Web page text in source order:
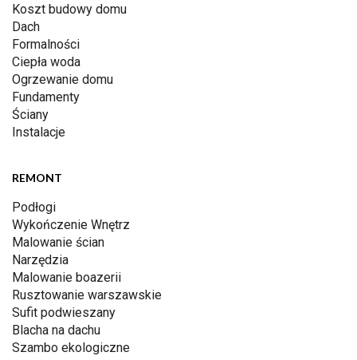
Koszt budowy domu
Dach
Formalności
Ciepła woda
Ogrzewanie domu
Fundamenty
Ściany
Instalacje
REMONT
Podłogi
Wykończenie Wnętrz
Malowanie ścian
Narzędzia
Malowanie boazerii
Rusztowanie warszawskie
Sufit podwieszany
Blacha na dachu
Szambo ekologiczne